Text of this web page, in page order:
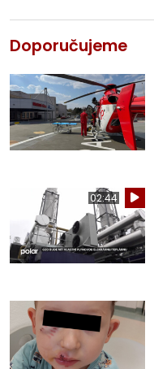
Doporučujeme
02:44